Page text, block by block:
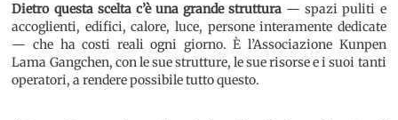
Dietro questa scelta c’è una grande struttura — spazi puliti e
accoglienti, edifici, calore, luce, persone interamente dedicate
— che ha costi reali ogni giorno. È l’Associazione Kunpen
Lama Gangchen, con le sue strutture, le sue risorse e i suoi tanti
operatori, a rendere possibile tutto questo.